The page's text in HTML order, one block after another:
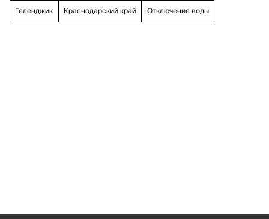
Геленджик Краснодарский край Отключение воды